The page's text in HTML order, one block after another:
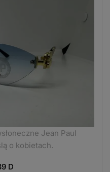
Jean Paul
o kobietach.
D